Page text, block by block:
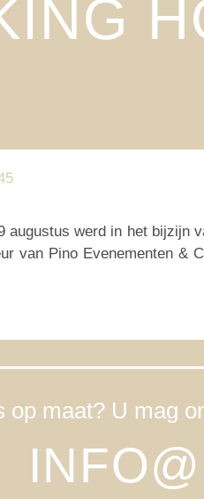
augustus werd in het bijzijn
van Pino Evenementen &
op maat? U mag